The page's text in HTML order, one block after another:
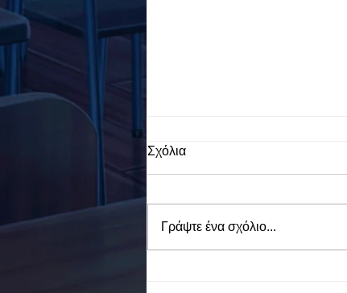
Σχόλια
Γράψτε ένα σχόλιο...